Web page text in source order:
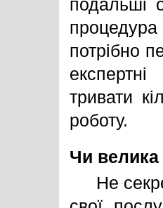
процедура
потрібно
тривати
роботу.
Чи велика
Не